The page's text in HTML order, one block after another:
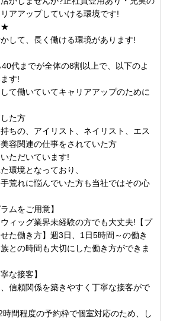
アアップしていける環境です!
★
して、長く働ける環境があります!
代までが全体の8割以上で、以下のよ
す!
て働いていてキャリアアップのために
た方
ちの、アイリスト、ネイリスト、エス
容関連の仕事をされていた方
ただいています!
環境となっており、
荒れに悩んでいた方も当社ではその心
ムをご用意】
ィッグ業界未経験の方でも大丈夫!【プ
た働き方】週3日、1日5時間～の働き
との時間も大切にした働き方ができま
な接客】
信頼関係を築きやすく丁寧な接客がで
間程度の予約枠で個室対応のため、し